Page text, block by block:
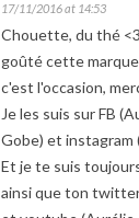
17/11/2016 at 14:53
Chouette, du thé
goûté cette
c'est l'occasion,
Je les suis sur FB
Gobe) et instagram
Et je te suis
ainsi que ton twitter